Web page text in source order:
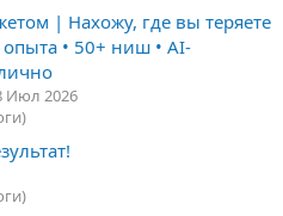
| Нахожу, где вы теряете
• 50+ ниш • AI-
Июл 2026